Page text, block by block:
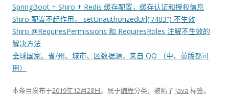
SpringBoot + Shiro + Redis 缓存配置，缓存认证和授权信息
Shiro 配置不起作用， setUnauthorizedUrl(“/403”) 不生效
Shiro @RequiresPermissions 和 RequiresRoles 注解不生效的
解决方法
全球国家、省/州、城市、区数据源，来自 QQ （中、英版都可
用）
本条目发布于2019年12月28日。属于编程分类，被贴了 Java 标签。